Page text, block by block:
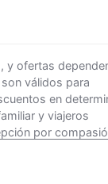
y ofertas
válidos para
en
y viajeros
por